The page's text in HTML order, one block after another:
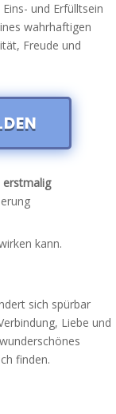
und Erfülltsein
wahrhaftigen
Freude und
kann.
sich spürbar
Liebe und
finden.